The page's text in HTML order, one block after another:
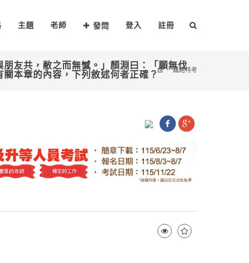
主題 老師 發問 登入 註冊
友共，敝之而無憾。」顏淵曰：「願無伐
本章的內容，下列敘述何者正確？
鐵路特考